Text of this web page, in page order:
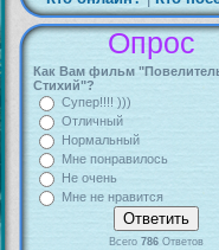
Опрос
Как Вам фильм
Стихий"?
Супер!!!! )))
Отличный
Нормальный
Мне понравилось
Не очень
Мне не нравится
Всего 786Ответов